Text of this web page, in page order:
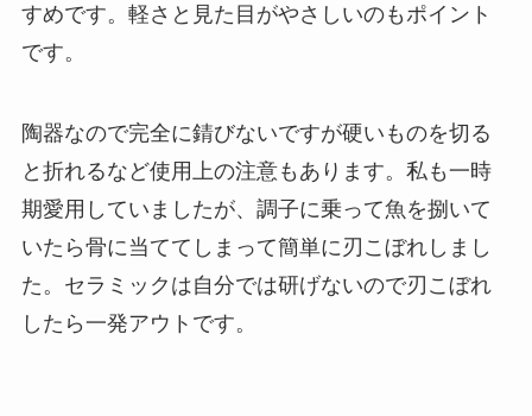
すめです。軽さと見た目がやさしいのもポイント
です。
陶器なので完全に錆びないですが硬いものを切る
と折れるなど使用上の注意もあります。私も一時
期愛用していましたが、調子に乗って魚を捌いて
いたら骨に当ててしまって簡単に刃こぼれしまし
た。セラミックは自分では研げないので刃こぼれ
したら一発アウトです。